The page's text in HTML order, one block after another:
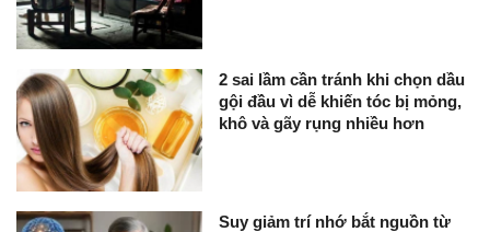
2 sai lầm cần tránh khi chọn dầu
gội đầu vì dễ khiến tóc bị mỏng,
khô và gãy rụng nhiều hơn
Suy giảm trí nhớ bắt nguồn từ